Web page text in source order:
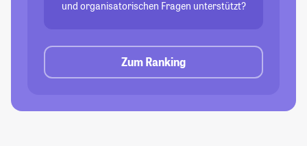
und organisatorischen Fragen unterstützt?
Zum Ranking